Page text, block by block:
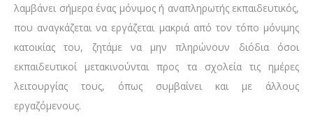
λαμβάνει σήμερα ένας μόνιμος ή αναπληρωτής εκπαιδευτικός,
που αναγκάζεται να εργάζεται μακριά από τον τόπο μόνιμης
κατοικίας του, ζητάμε να μην πληρώνουν διόδια όσοι
εκπαιδευτικοί μετακινούνται προς τα σχολεία τις ημέρες
λειτουργίας τους, όπως συμβαίνει και με άλλους
εργαζόμενους.